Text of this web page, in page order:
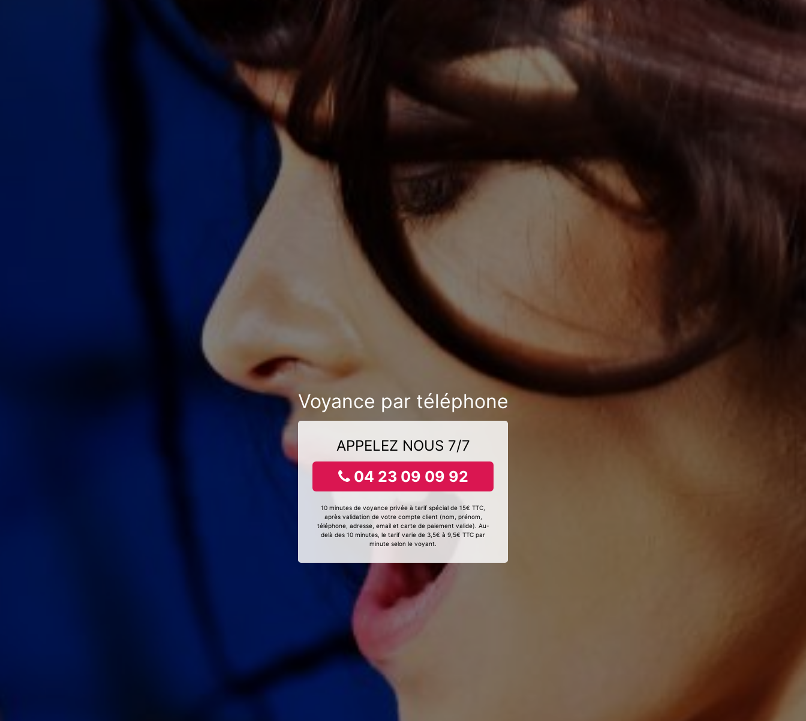
Voyance par téléphone
APPELEZ NOUS 7/7
04 23 09 09 92
10 minutes de voyance privée à tarif spécial de 15€ TTC,
après validation de votre compte client (nom, prénom,
téléphone, adresse, email et carte de paiement valide). Au-
delà des 10 minutes, le tarif varie de 3,5€ à 9,5€ TTC par
minute selon le voyant.